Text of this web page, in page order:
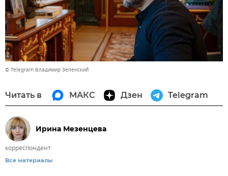
© Telegram Владимир Зеленский
Читать в МАКС Дзен Telegram
Ирина Мезенцева
корреспондент
Все материалы